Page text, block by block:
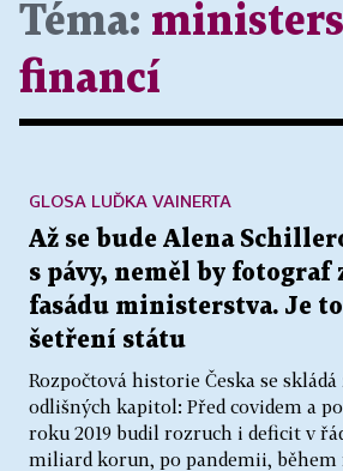
Téma:
financí
Až se bude Alena
s pávy, neměl by fotograf
fasádu ministerstva. Je
šetření státu
Rozpočtová historie Česka se
odlišných kapitol: Před covidem a
roku 2019 budil rozruch i deficit v
miliard korun, po pandemii, během
GLOSA LUĎKA VAINERTA